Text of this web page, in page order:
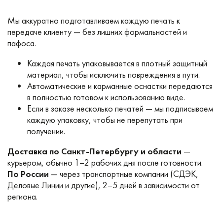
Мы аккуратно подготавливаем каждую печать к
передаче клиенту — без лишних формальностей и
пафоса.
Каждая печать упаковывается в плотный защитный
материал, чтобы исключить повреждения в пути.
Автоматические и карманные оснастки передаются
в полностью готовом к использованию виде.
Если в заказе несколько печатей — мы подписываем
каждую упаковку, чтобы не перепутать при
получении.
Доставка по Санкт-Петербургу и области —
курьером, обычно 1–2 рабочих дня после готовности.
По России — через транспортные компании (СДЭК,
Деловые Линии и другие), 2–5 дней в зависимости от
региона.